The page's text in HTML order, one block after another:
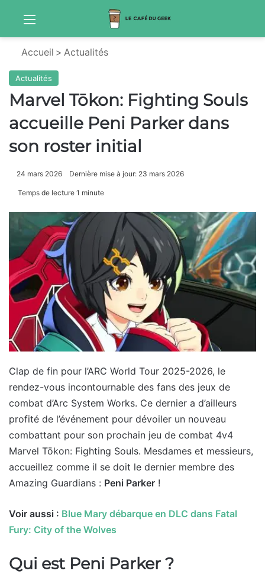
Menu
Accueil > Actualités
Actualités
Marvel Tōkon: Fighting Souls
accueille Peni Parker dans
son roster initial
24 mars 2026 Dernière mise à jour: 23 mars 2026
Temps de lecture 1 minute
Clap de fin pour l’ARC World Tour 2025-2026, le
rendez-vous incontournable des fans des jeux de
combat d’Arc System Works. Ce dernier a d’ailleurs
profité de l’événement pour dévoiler un nouveau
combattant pour son prochain jeu de combat 4v4
Marvel Tōkon: Fighting Souls. Mesdames et messieurs,
accueillez comme il se doit le dernier membre des
Amazing Guardians : Peni Parker !
Voir aussi : Blue Mary débarque en DLC dans Fatal
Fury: City of the Wolves
Qui est Peni Parker ?